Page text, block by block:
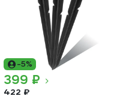
-5%
399 ₽
422 ₽